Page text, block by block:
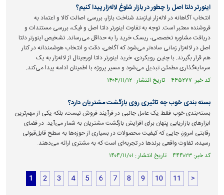
اینورتر دلتا اصل را چطور در بازار شلوغ لاله‌زار پیدا کنیم؟
انتخاب آگاهانه در لاله‌زار نیازمند شناخت بازار، بررسی اصالت کالا و اعتماد به
فروشنده معتبر است. توجه به تفاوت اینورتر دلتا اصل و فیک، بررسی مستندات و
دریافت مشاوره تخصصی، ریسک خرید را به حداقل می‌رساند. تشخیص اینورتر دلتا
اصل در لاله‌زار زمانی ساده‌تر می‌شود که آگاهی، دقت و انتخاب هوشمندانه در کنار
هم قرار بگیرند. با چنین رویکردی، خرید اینورتر دلتا اورجینال از لاله‌زار به یک
سرمایه‌گذاری مطمئن تبدیل می‌شود و مسیر پروژه با اطمینان ادامه پیدا می‌کند.
کد خبر: ۴۴۵۲۷۷ تاریخ انتشار : ۱۴۰۴/۱۱/۱۲
بسته بندی خوب چه تاثیری روی بازگشت مشتریان دارد؟
بسته‌بندی خوب فقط یک عامل جانبی در فرآیند فروش نیست، بلکه یکی از مهم‌ترین
ابزارهای بازاریابی پنهان برای افزایش بازگشت مشتریان به شمار می‌آید. در فضای
رقابتی امروز، جایی که کیفیت محصولات در بسیاری از حوزه‌ها به سطح قابل‌قبولی
رسیده، تفاوت واقعی برندها در تجربه‌ای است که به مشتری ارائه می‌دهند.
کد خبر: ۴۴۴۰۲۳ تاریخ انتشار : ۱۴۰۴/۱۱/۰۱
1 2 3 4 5 6 7 8 9 10 11 >